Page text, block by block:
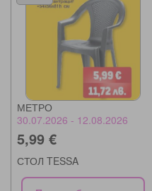
МЕТРО
30.07.2026 - 12.08.2026
5,99 €
СТОЛ TESSA